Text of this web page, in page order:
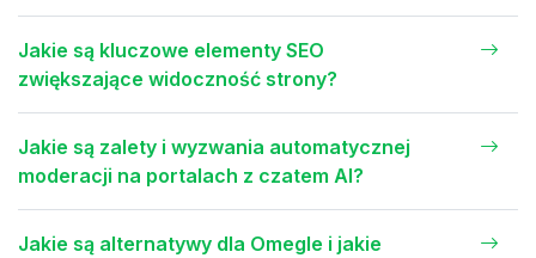
Jakie są kluczowe elementy SEO
zwiększające widoczność strony?
Jakie są zalety i wyzwania automatycznej
moderacji na portalach z czatem AI?
Jakie są alternatywy dla Omegle i jakie